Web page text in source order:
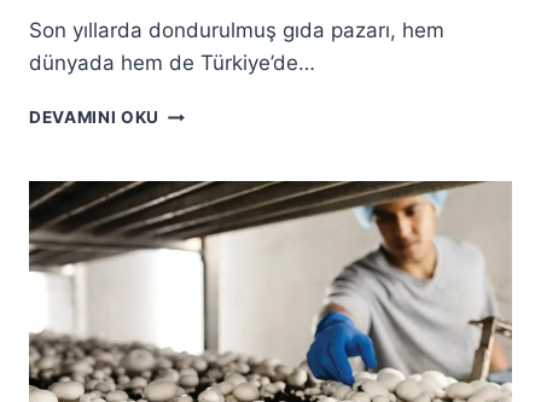
Son yıllarda dondurulmuş gıda pazarı, hem
dünyada hem de Türkiye’de…
DEVAMINI OKU